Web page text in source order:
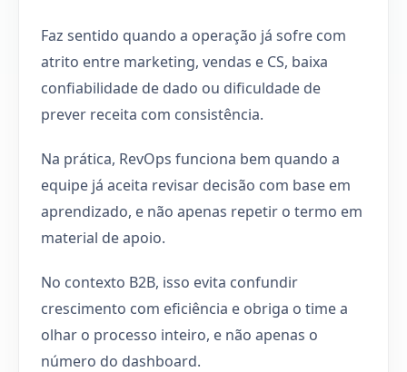
Faz sentido quando a operação já sofre com
atrito entre marketing, vendas e CS, baixa
confiabilidade de dado ou dificuldade de
prever receita com consistência.
Na prática, RevOps funciona bem quando a
equipe já aceita revisar decisão com base em
aprendizado, e não apenas repetir o termo em
material de apoio.
No contexto B2B, isso evita confundir
crescimento com eficiência e obriga o time a
olhar o processo inteiro, e não apenas o
número do dashboard.